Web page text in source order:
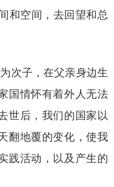
和空间，去回望和总
次子，在父亲身边生
国情怀有着外人无法
世后，我们的国家以
翻地覆的变化，使我
践活动，以及产生的